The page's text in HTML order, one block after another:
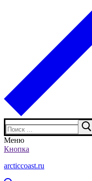
Искать:
Меню
Кнопка
arcticcoast.ru